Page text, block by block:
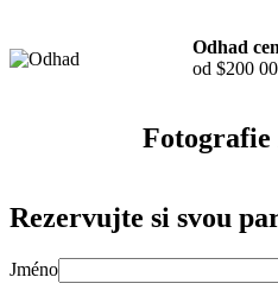
Odhad
od $200
Fotografie
Rezervujte si svou
Jméno